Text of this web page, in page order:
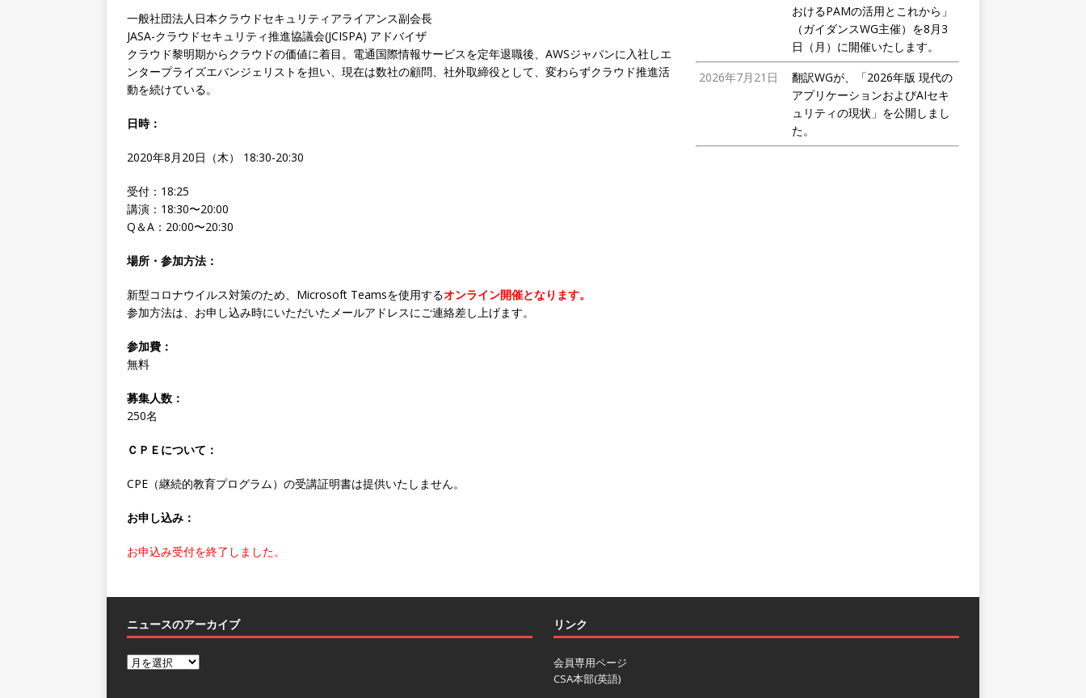
一般社団法人日本クラウドセキュリティアライアンス副会長
JASA-クラウドセキュリティ推進協議会(JCISPA) アドバイザ
クラウド黎明期からクラウドの価値に着目。電通国際情報サービスを定年退職後、AWSジャパンに入社しエ
ンタープライズエバンジェリストを担い、現在は数社の顧問、社外取締役として、変わらずクラウド推進活
動を続けている。
日時：
2020年8月20日（木） 18:30-20:30
受付：18:25
講演：18:30〜20:00
Q＆A：20:00〜20:30
場所・参加方法：
新型コロナウイルス対策のため、Microsoft Teamsを使用するオンライン開催となります。
参加方法は、お申し込み時にいただいたメールアドレスにご連絡差し上げます。
参加費：
無料
募集人数：
250名
ＣＰＥについて：
CPE（継続的教育プログラム）の受講証明書は提供いたしません。
お申し込み：
お申込み受付を終了しました。
おけるPAMの活用とこれから」
（ガイダンスWG主催）を8月3
日（月）に開催いたします。
2026年7月21日
翻訳WGが、「2026年版 現代の
アプリケーションおよびAIセキ
ュリティの現状」を公開しまし
た。
ニュースのアーカイブ リンク
会員専用ページ
CSA本部(英語)